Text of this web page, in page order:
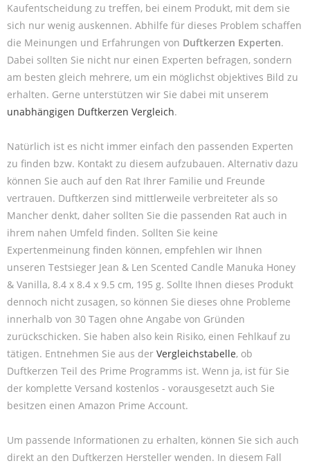
Kaufentscheidung zu treffen, bei einem Produkt, mit dem sie
sich nur wenig auskennen. Abhilfe für dieses Problem schaffen
die Meinungen und Erfahrungen von Duftkerzen Experten.
Dabei sollten Sie nicht nur einen Experten befragen, sondern
am besten gleich mehrere, um ein möglichst objektives Bild zu
erhalten. Gerne unterstützen wir Sie dabei mit unserem
unabhängigen Duftkerzen Vergleich.
Natürlich ist es nicht immer einfach den passenden Experten
zu finden bzw. Kontakt zu diesem aufzubauen. Alternativ dazu
können Sie auch auf den Rat Ihrer Familie und Freunde
vertrauen. Duftkerzen sind mittlerweile verbreiteter als so
Mancher denkt, daher sollten Sie die passenden Rat auch in
ihrem nahen Umfeld finden. Sollten Sie keine
Expertenmeinung finden können, empfehlen wir Ihnen
unseren Testsieger Jean & Len Scented Candle Manuka Honey
& Vanilla, 8.4 x 8.4 x 9.5 cm, 195 g. Sollte Ihnen dieses Produkt
dennoch nicht zusagen, so können Sie dieses ohne Probleme
innerhalb von 30 Tagen ohne Angabe von Gründen
zurückschicken. Sie haben also kein Risiko, einen Fehlkauf zu
tätigen. Entnehmen Sie aus der Vergleichstabelle, ob
Duftkerzen Teil des Prime Programms ist. Wenn ja, ist für Sie
der komplette Versand kostenlos - vorausgesetzt auch Sie
besitzen einen Amazon Prime Account.
Um passende Informationen zu erhalten, können Sie sich auch
direkt an den Duftkerzen Hersteller wenden. In diesem Fall